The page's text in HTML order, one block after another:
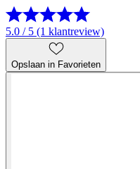
5.0 / 5 (1 klantreview)
Opslaan in Favorieten